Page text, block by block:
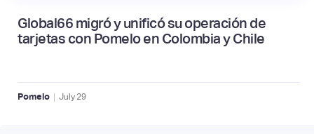
Global66 migró y unificó su operación de
tarjetas con Pomelo en Colombia y Chile
Pomelo | July 29